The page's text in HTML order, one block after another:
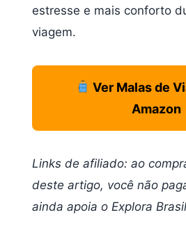
estresse e mais conforto
viagem.
Ver Malas de
Amazon
Links de afiliado: ao
deste artigo, você não
ainda apoia o Explora